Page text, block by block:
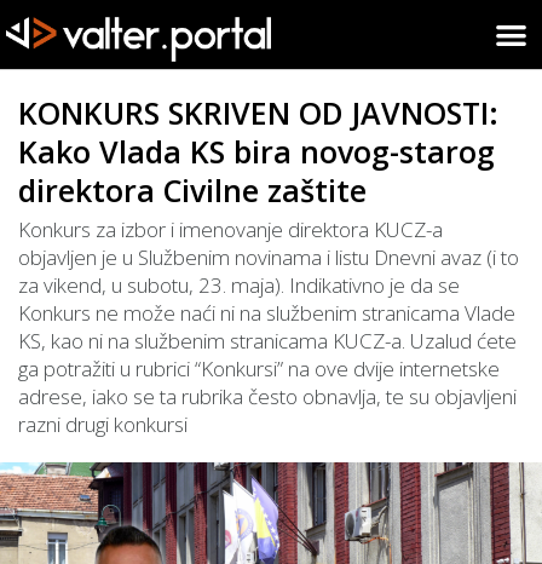
KONKURS SKRIVEN OD JAVNOSTI:
Kako Vlada KS bira novog-starog
direktora Civilne zaštite
Konkurs za izbor i imenovanje direktora KUCZ-a
objavljen je u Službenim novinama i listu Dnevni avaz (i to
za vikend, u subotu, 23. maja). Indikativno je da se
Konkurs ne može naći ni na službenim stranicama Vlade
KS, kao ni na službenim stranicama KUCZ-a. Uzalud ćete
ga potražiti u rubrici “Konkursi” na ove dvije internetske
adrese, iako se ta rubrika često obnavlja, te su objavljeni
razni drugi konkursi